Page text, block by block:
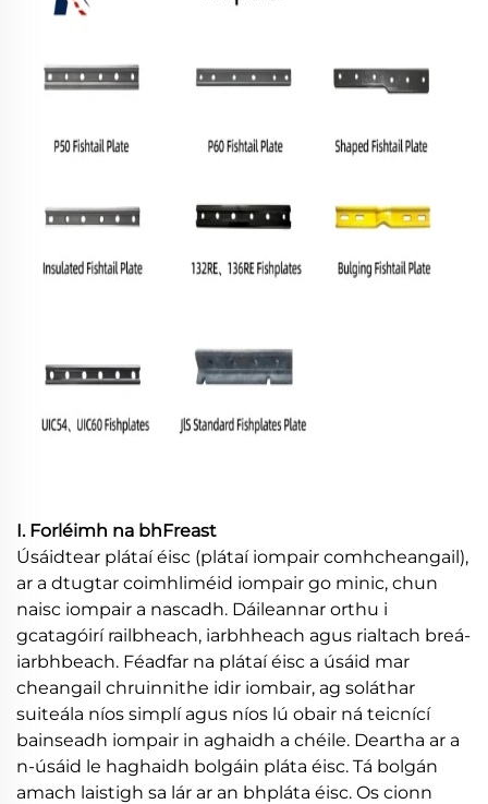
I. Forléimh na bhFreast
Úsáidtear plátaí éisc (plátaí iompair comhcheangail),
ar a dtugtar coimhliméid iompair go minic, chun
naisc iompair a nascadh. Dáileannar orthu i
gcatagóirí railbheach, iarbhheach agus rialtach breá-
iarbhbeach. Féadfar na plátaí éisc a úsáid mar
cheangail chruinnithe idir iombair, ag soláthar
suiteála níos simplí agus níos lú obair ná teicnící
bainseadh iompair in aghaidh a chéile. Deartha ar a
n-úsáid le haghaidh bolgáin pláta éisc. Tá bolgán
amach laistigh sa lár ar an bhpláta éisc. Os cionn